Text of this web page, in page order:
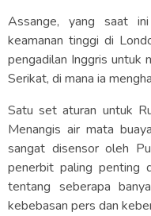
Assange, yang saat
keamanan tinggi di
pengadilan Inggris untuk
Serikat, di mana ia
Satu set aturan untuk
Menangis air mata
sangat disensor oleh
penerbit paling penting
tentang seberapa
kebebasan pers dan